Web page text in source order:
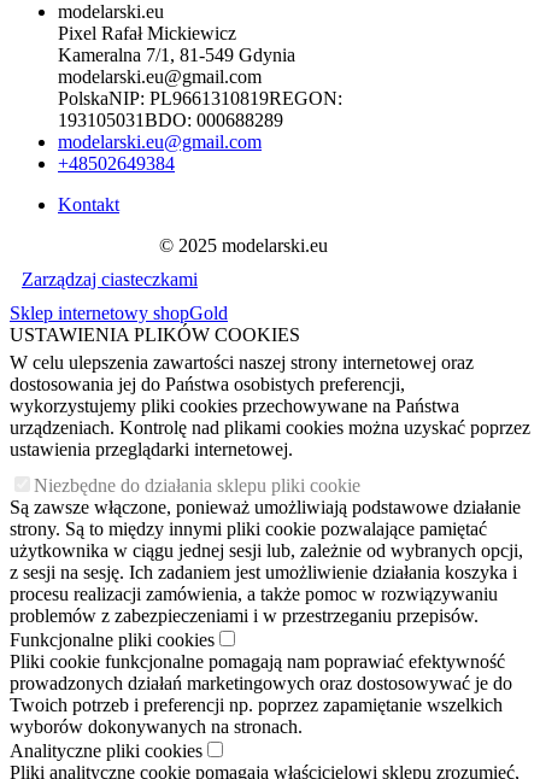
modelarski.eu
Pixel Rafał Mickiewicz
Kameralna 7/1, 81-549 Gdynia
modelarski.eu@gmail.com
PolskaNIP: PL9661310819REGON:
193105031BDO: 000688289
modelarski.eu@gmail.com
+48502649384
Kontakt
© 2025 modelarski.eu
Zarządzaj ciasteczkami
Sklep internetowy shopGold
USTAWIENIA PLIKÓW COOKIES
W celu ulepszenia zawartości naszej strony internetowej oraz
dostosowania jej do Państwa osobistych preferencji,
wykorzystujemy pliki cookies przechowywane na Państwa
urządzeniach. Kontrolę nad plikami cookies można uzyskać poprzez
ustawienia przeglądarki internetowej.
Niezbędne do działania sklepu pliki cookie
Są zawsze włączone, ponieważ umożliwiają podstawowe działanie
strony. Są to między innymi pliki cookie pozwalające pamiętać
użytkownika w ciągu jednej sesji lub, zależnie od wybranych opcji,
z sesji na sesję. Ich zadaniem jest umożliwienie działania koszyka i
procesu realizacji zamówienia, a także pomoc w rozwiązywaniu
problemów z zabezpieczeniami i w przestrzeganiu przepisów.
Funkcjonalne pliki cookies
Pliki cookie funkcjonalne pomagają nam poprawiać efektywność
prowadzonych działań marketingowych oraz dostosowywać je do
Twoich potrzeb i preferencji np. poprzez zapamiętanie wszelkich
wyborów dokonywanych na stronach.
Analityczne pliki cookies
Pliki analityczne cookie pomagają właścicielowi sklepu zrozumieć,